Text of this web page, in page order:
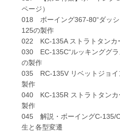
ページ）
018 ボーイング367-80“ダッシ
125の製作
022 KC-135A ストラトタンカ
030 EC-135C“ルッキンググラ
の製作
035 RC-135V リベットジョイ
製作
040 KC-135R ストラトタンカ
製作
045 解説・ボーイングC-135/
生と各型変遷